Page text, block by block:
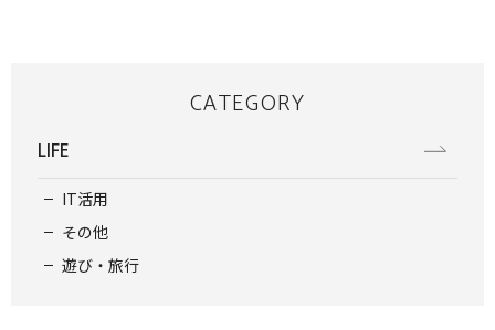
CATEGORY
LIFE
IT活用
その他
遊び・旅行